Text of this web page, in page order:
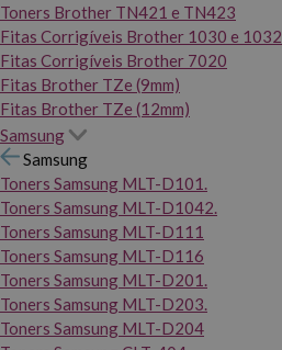
Toners Brother TN421 e TN423
Fitas Corrigíveis Brother 1030 e 1032
Fitas Corrigíveis Brother 7020
Fitas Brother TZe (9mm)
Fitas Brother TZe (12mm)
Samsung
Samsung
Toners Samsung MLT-D101.
Toners Samsung MLT-D1042.
Toners Samsung MLT-D111
Toners Samsung MLT-D116
Toners Samsung MLT-D201.
Toners Samsung MLT-D203.
Toners Samsung MLT-D204